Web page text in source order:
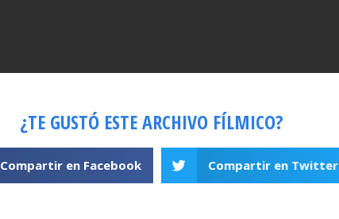
¿TE GUSTÓ ESTE ARCHIVO FÍLMICO?
Compartir en Facebook Compartir en Twitter